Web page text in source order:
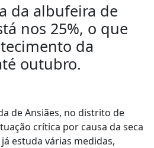
da albufeira de
nos 25%, o que
da
outubro.
de Ansiães, no distrito de
crítica por causa da seca
estuda várias medidas,